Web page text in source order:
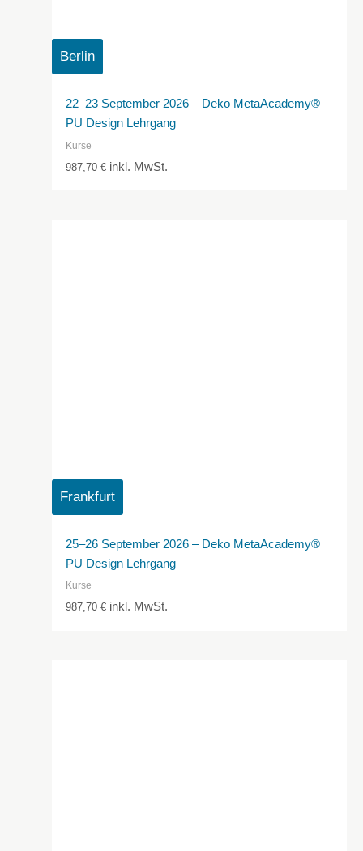
Berlin
22–23 September 2026 – Deko MetaAcademy®
PU Design Lehrgang
Kurse
987,70€ inkl. MwSt.
Frankfurt
25–26 September 2026 – Deko MetaAcademy®
PU Design Lehrgang
Kurse
987,70€ inkl. MwSt.